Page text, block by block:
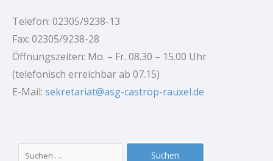
Telefon: 02305/9238-13
Fax: 02305/9238-28
Öffnungszeiten: Mo. – Fr. 08.30 – 15.00 Uhr
(telefonisch erreichbar ab 07.15)
E-Mail: sekretariat@asg-castrop-rauxel.de
Suchen